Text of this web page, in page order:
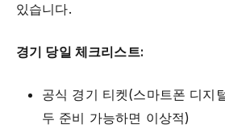
있습니다.
경기 당일 체크리스트:
공식 경기 티켓(스마트폰 디지
두 준비 가능하면 이상적)